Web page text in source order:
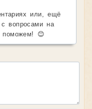
или, ещё
вопросами на
поможем! 😊